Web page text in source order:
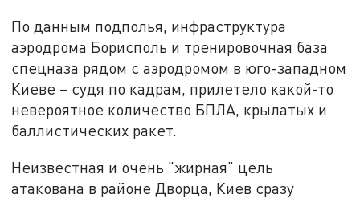
По данным подполья, инфраструктура
аэродрома Борисполь и тренировочная база
спецназа рядом с аэродромом в юго-западном
Киеве – судя по кадрам, прилетело какой-то
невероятное количество БПЛА, крылатых и
баллистических ракет.
Неизвестная и очень "жирная" цель
атакована в районе Дворца, Киев сразу